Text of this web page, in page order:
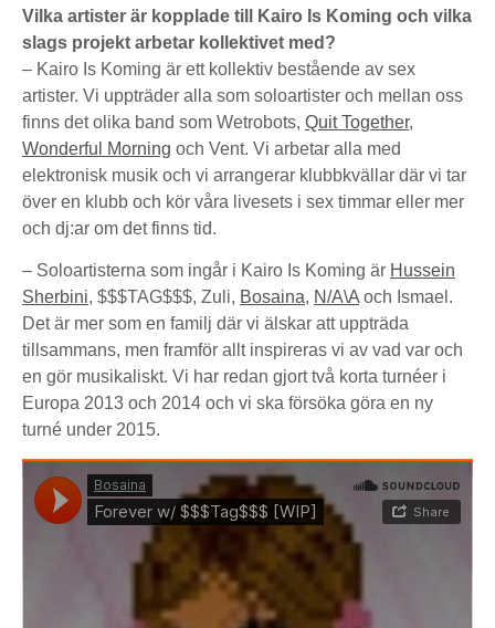
Vilka artister är kopplade till Kairo Is Koming och vilka
slags projekt arbetar kollektivet med?
– Kairo Is Koming är ett kollektiv bestående av sex
artister. Vi uppträder alla som soloartister och mellan oss
finns det olika band som Wetrobots, Quit Together,
Wonderful Morning och Vent. Vi arbetar alla med
elektronisk musik och vi arrangerar klubbkvällar där vi tar
över en klubb och kör våra livesets i sex timmar eller mer
och dj:ar om det finns tid.
– Soloartisterna som ingår i Kairo Is Koming är Hussein
Sherbini, $$$TAG$$$, Zuli, Bosaina, N/A\A och Ismael.
Det är mer som en familj där vi älskar att uppträda
tillsammans, men framför allt inspireras vi av vad var och
en gör musikaliskt. Vi har redan gjort två korta turnéer i
Europa 2013 och 2014 och vi ska försöka göra en ny
turné under 2015.